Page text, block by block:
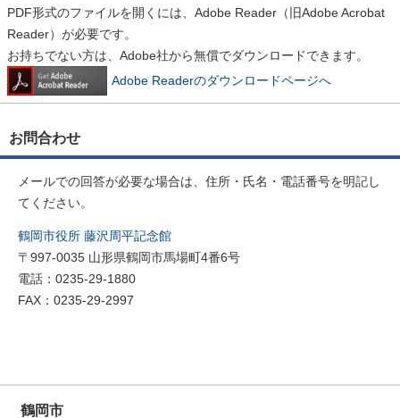
PDF形式のファイルを開くには、Adobe Reader（旧Adobe Acrobat
Reader）が必要です。
お持ちでない方は、Adobe社から無償でダウンロードできます。
Adobe Readerのダウンロードページへ
お問合わせ
メールでの回答が必要な場合は、住所・氏名・電話番号を明記し
てください。
鶴岡市役所 藤沢周平記念館
〒997-0035 山形県鶴岡市馬場町4番6号
電話：0235-29-1880
FAX：0235-29-2997
鶴岡市